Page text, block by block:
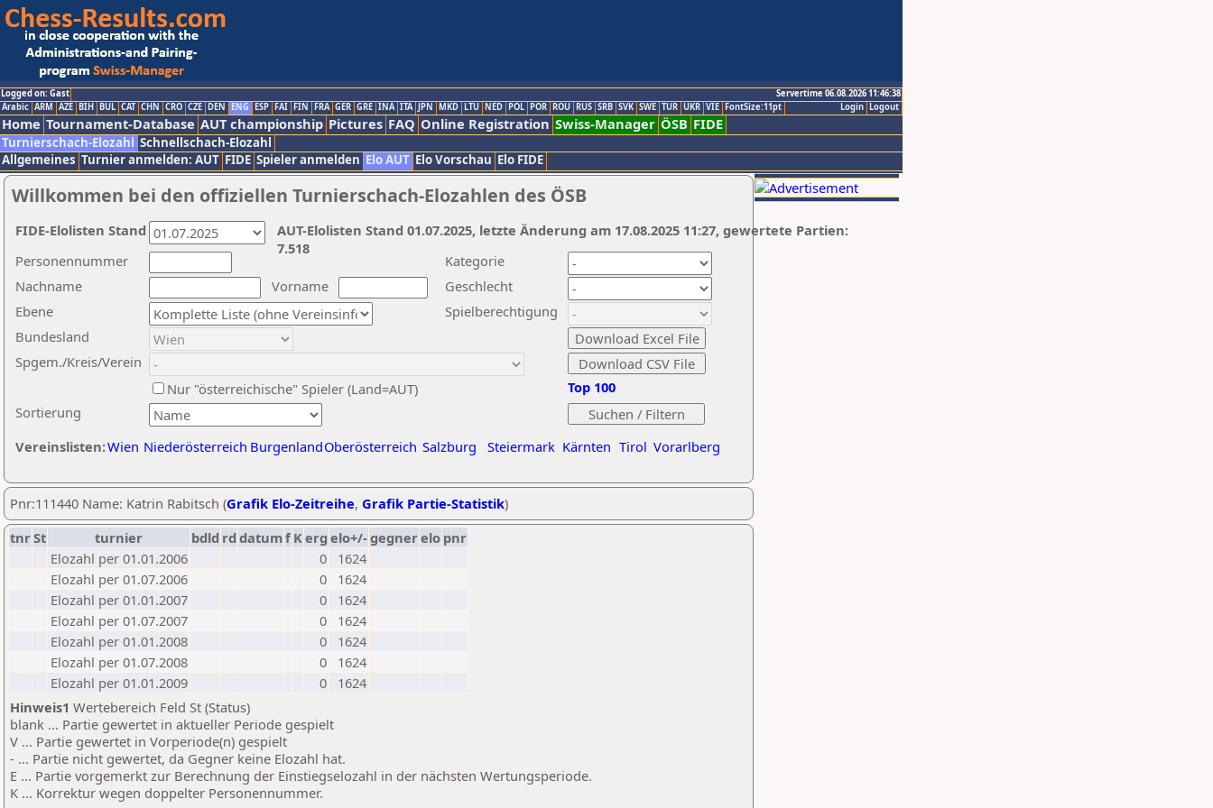
Logged on: Gast
Servertime 06.08.2026 11:46:38
Logout
Login
Arabic ARM AZE BIH BUL CAT CHN CRO CZE DEN ENG ESP FAI FIN FRA GER GRE INA ITA JPN MKD LTU NED POL POR ROU RUS SRB SVK SWE TUR UKR VIE FontSize:11pt
Home Tournament-Database AUT championship Pictures FAQ Online Registration Swiss-Manager ÖSB FIDE
Turnierschach-Elozahl Schnellschach-Elozahl
Allgemeines Turnier anmelden: AUT FIDE Spieler anmelden Elo AUT Elo Vorschau Elo FIDE
Willkommen bei den offiziellen Turnierschach-Elozahlen des ÖSB
Nachname
Vorname
Ebene
Kategorie
Sortierung
Personennummer
Bundesland
Spgem./Kreis/Verein
Geschlecht
Nur "österreichische" Spieler (Land=AUT)
Spielberechtigung
Vereinslisten:Wien Niederösterreich BurgenlandOberösterreich Salzburg Steiermark Kärnten Tirol Vorarlberg
Top 100
AUT-Elolisten Stand 01.07.2025, letzte Änderung am 17.08.2025 11:27, gewertete Partien:
7.518
FIDE-Elolisten Stand
Pnr:111440 Name: Katrin Rabitsch (Grafik Elo-Zeitreihe, Grafik Partie-Statistik)
tnrSt turnier bdld rd datumf Kerg elo+/-gegnerelo pnr
Elozahl per 01.01.2006
0
1624
Elozahl per 01.07.2006
0
1624
Elozahl per 01.01.2007
0
1624
Elozahl per 01.07.2007
0
1624
Elozahl per 01.01.2008
0
1624
Elozahl per 01.07.2008
0
1624
Elozahl per 01.01.2009
0
1624
Hinweis1 Wertebereich Feld St (Status)
blank ... Partie gewertet in aktueller Periode gespielt
V ... Partie gewertet in Vorperiode(n) gespielt
- ... Partie nicht gewertet, da Gegner keine Elozahl hat.
E ... Partie vorgemerkt zur Berechnung der Einstiegselozahl in der nächsten Wertungsperiode.
K ... Korrektur wegen doppelter Personennummer.